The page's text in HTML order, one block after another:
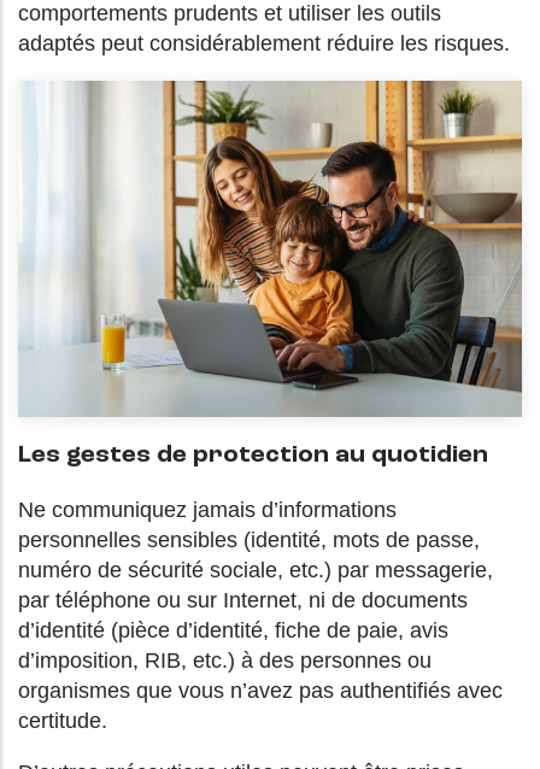
comportements prudents et utiliser les outils
adaptés peut considérablement réduire les risques.
Les gestes de protection au quotidien
Ne communiquez jamais d’informations
personnelles sensibles (identité, mots de passe,
numéro de sécurité sociale, etc.) par messagerie,
par téléphone ou sur Internet, ni de documents
d’identité (pièce d’identité, fiche de paie, avis
d’imposition, RIB, etc.) à des personnes ou
organismes que vous n’avez pas authentifiés avec
certitude.